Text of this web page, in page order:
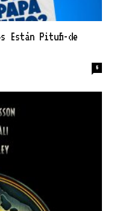
Están Pitufi-de
5